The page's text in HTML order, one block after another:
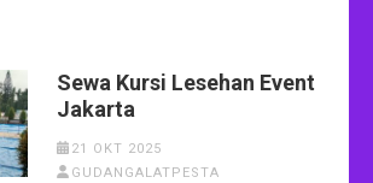
Sewa Kursi Lesehan Event
Jakarta
21 OKT 2025
GUDANGALATPESTA